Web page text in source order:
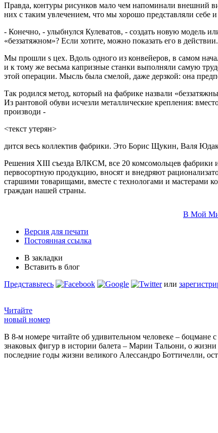
Правда, контуры рисунков мало чем напоминали внешний
них с таким увлечением, что мы хорошо представляли себе
- Конечно, - улыбнулся Кулеватов, - создать новую модель
«беззатяжном»? Если хотите, можно показать его в
Мы прошли s цех. Вдоль одного из конвейеров, в самом
и к тому же весьма капризные станки выполняли самую
этой операции. Мысль была смелой, даже дерзкой: она
Так родился метод, который на фабрике назвали
Из рантовой обуви исчезли металлические крепления:
производи -
<текст утерян>
дится весь коллектив фабрики. Это Борис Щукин, Валя
Решения XIII съезда ВЛКСМ, все 20 комсомольцев фабрики
первосортную продукцию, вносят и внедряют
старшими товарищами, вместе с технологами и мастерами
граждан нашей страны.
В Мой
Версия для печати
Постоянная ссылка
В закладки
Вставить в блог
Представьтесь
или
Читайте
новый номер
В 8-м номере читайте об удивительном человеке –
знаковых фигур в истории балета – Марии Тальони, о
последние годы жизни великого Алессандро Боттичелли,